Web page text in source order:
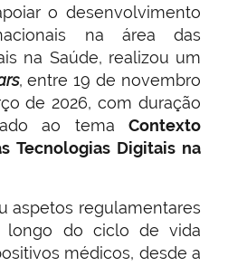
o desenvolvimento
na área das
na Saúde, realizou um
, entre 19 de novembro
de 2026, com duração
ao tema Contexto
Tecnologias Digitais na
aspetos regulamentares
longo do ciclo de vida
médicos, desde a